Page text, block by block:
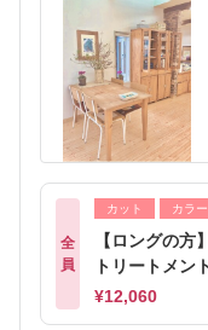
全
員
カット カラー
【ロングの方
トリートメ
¥12,060